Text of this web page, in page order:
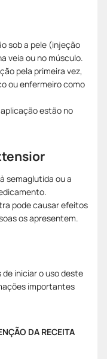
sob a pele (injeção
veia ou no músculo.
pela primeira vez,
ou enfermeiro como
estão no
semaglutida ou a
pode causar efeitos
os apresentem.
iniciar o uso deste
importantes
DA RECEITA